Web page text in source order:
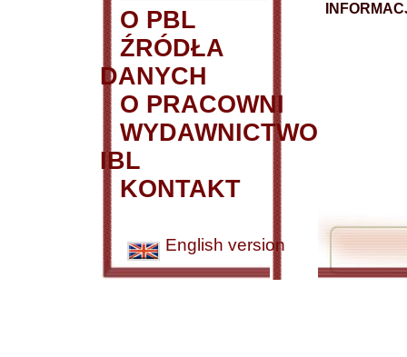
O PBL
ŹRÓDŁA
DANYCH
O PRACOWNI
WYDAWNICTWO
IBL
KONTAKT
English version